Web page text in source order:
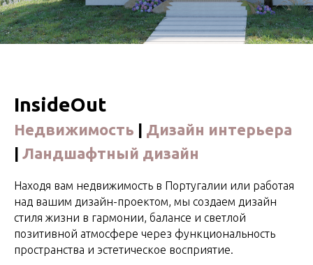
InsideOut
Недвижимость | Дизайн интерьера
| Ландшафтный дизайн
Находя вам недвижимость в Португалии или работая
над вашим дизайн-проектом, мы создаем дизайн
стиля жизни в гармонии, балансе и светлой
позитивной атмосфере через функциональность
пространства и эстетическое восприятие.